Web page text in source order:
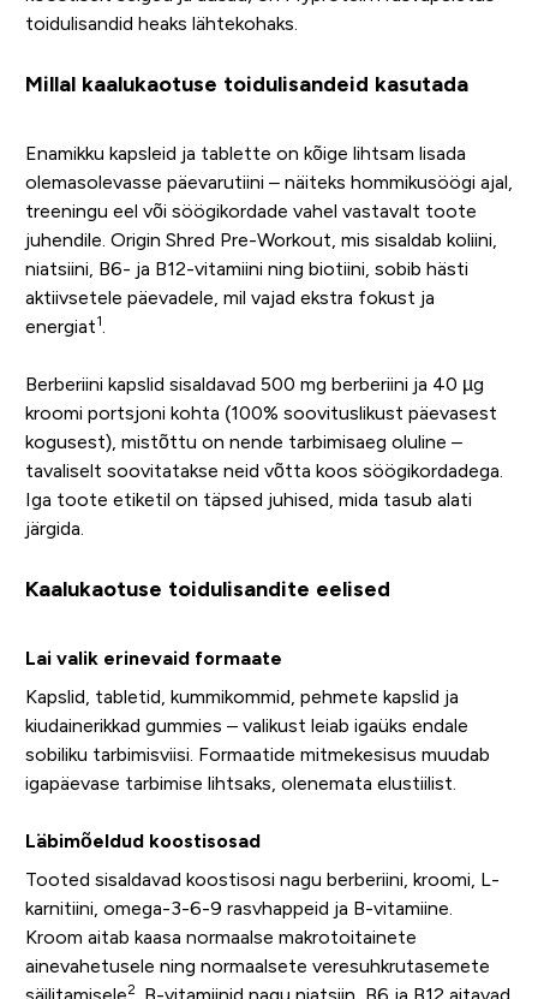
toidulisandid heaks lähtekohaks.
Millal kaalukaotuse toidulisandeid kasutada
Enamikku kapsleid ja tablette on kõige lihtsam lisada
olemasolevasse päevarutiini – näiteks hommikusöögi ajal,
treeningu eel või söögikordade vahel vastavalt toote
juhendile. Origin Shred Pre-Workout, mis sisaldab koliini,
niatsiini, B6- ja B12-vitamiini ning biotiini, sobib hästi
aktiivsetele päevadele, mil vajad ekstra fokust ja
energiat1
Berberiini kapslid sisaldavad 500 mg berberiini ja 40 µg
kroomi portsjoni kohta (100% soovituslikust päevasest
kogusest), mistõttu on nende tarbimisaeg oluline –
tavaliselt soovitatakse neid võtta koos söögikordadega.
Iga toote etiketil on täpsed juhised, mida tasub alati
järgida.
Kaalukaotuse toidulisandite eelised
Lai valik erinevaid formaate
Kapslid, tabletid, kummikommid, pehmete kapslid ja
kiudainerikkad gummies – valikust leiab igaüks endale
sobiliku tarbimisviisi. Formaatide mitmekesisus muudab
igapäevase tarbimise lihtsaks, olenemata elustiilist.
Läbimõeldud koostisosad
Tooted sisaldavad koostisosi nagu berberiini, kroomi, L-
karnitiini, omega-3-6-9 rasvhappeid ja B-vitamiine.
Kroom aitab kaasa normaalse makrotoitainete
ainevahetusele ning normaalsete veresuhkrutasemete
säilitamisele2. B-vitamiinid nagu niatsiin, B6 ja B12 aitavad